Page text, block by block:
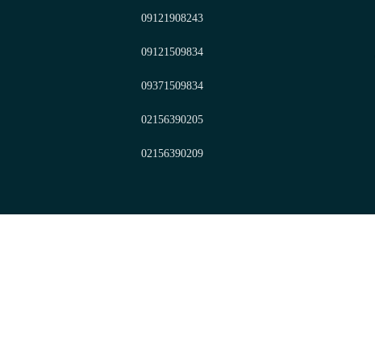
09121908243
09121509834
09371509834
02156390205
02156390209